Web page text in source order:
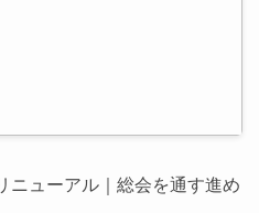
ニューアル｜総会を通す進め